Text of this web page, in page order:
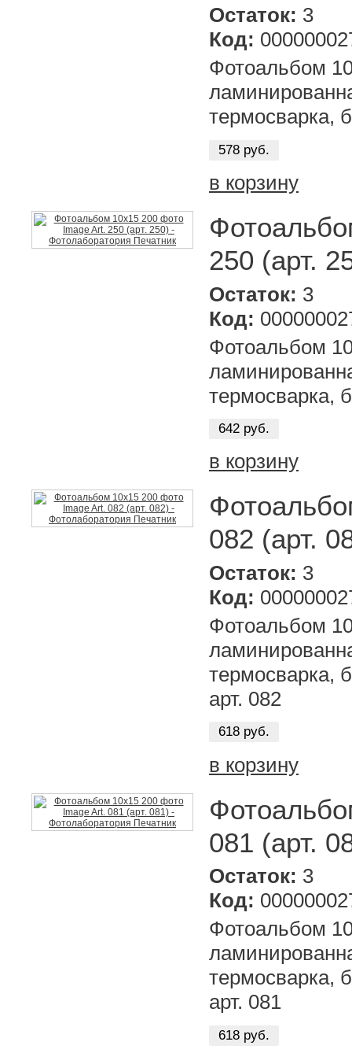
Остаток: 3
Код:
Фотоальбом
термосварка,
578 руб.
в корзину
250 (арт.
Остаток: 3
Код:
Фотоальбом
термосварка,
642 руб.
в корзину
082 (арт.
Остаток: 3
Код:
Фотоальбом
термосварка,
арт. 082
618 руб.
в корзину
081 (арт.
Остаток: 3
Код:
Фотоальбом
термосварка,
арт. 081
618 руб.